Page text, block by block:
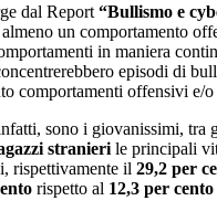
dal Report “Bullismo e
un comportamento
in maniera
episodi di
comportamenti offensivi e/
sono i giovanissimi, tra
stranieri le principali
rispettivamente il 29,2 per
rispetto al 12,3 per cento